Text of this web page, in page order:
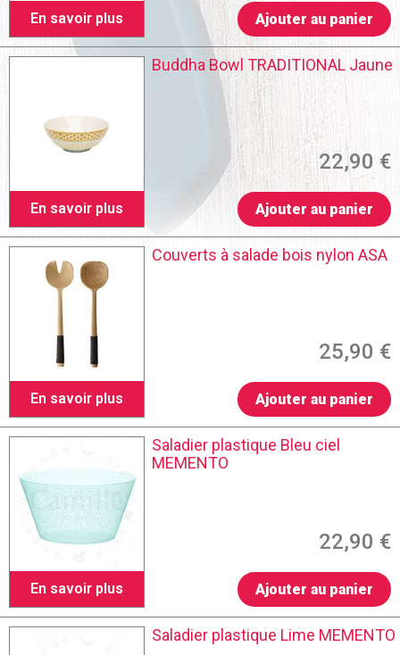
En savoir plus Ajouter au panier
En savoir plus
Buddha Bowl TRADITIONAL Jaune
22,90 €
Ajouter au panier
En savoir plus
Couverts à salade bois nylon ASA
25,90 €
Ajouter au panier
En savoir plus
Saladier plastique Bleu ciel
MEMENTO
22,90 €
Ajouter au panier
Saladier plastique Lime MEMENTO